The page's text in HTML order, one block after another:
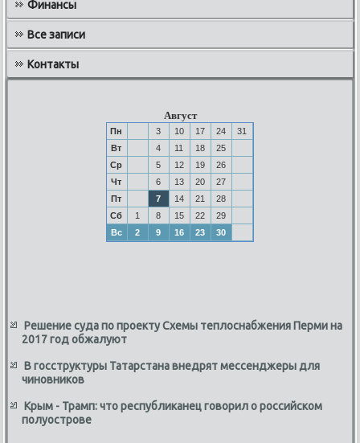
Финансы
Все записи
Контакты
Август
Пн 3 10 17 24
31
Вт
4 11 18
25
Ср
5 12 19
26
Чт
6 13 20
27
Пт
7 14 21
28
Сб
1 8 15 22
29
Вс
2 9 16 23 30
Решение суда по проекту Схемы теплоснабжения Перми на
2017 год обжалуют
В госструктуры Татарстана внедрят мессенджеры для
чиновников
Крым - Трамп: что республиканец говорил о российском
полуострове